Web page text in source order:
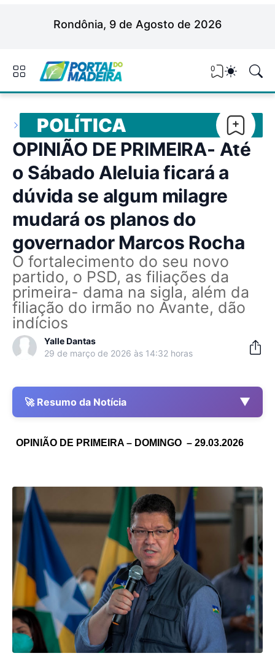
Rondônia, 9 de Agosto de 2026
0
POLÍTICA
OPINIÃO DE PRIMEIRA- Até
o Sábado Aleluia ficará a
dúvida se algum milagre
mudará os planos do
governador Marcos Rocha
O fortalecimento do seu novo
partido, o PSD, as filiações da
primeira- dama na sigla, além da
filiação do irmão no Avante, dão
indícios
Yalle Dantas
29 de março de 2026 às 14:32 horas
🚀 Resumo da Notícia ▼
OPINIÃO DE PRIMEIRA – DOMINGO – 29.03.2026